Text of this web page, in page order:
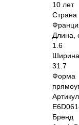
10 лет
Страна
Длина,
1.6
31.7
Форма
Артикул
Бренд